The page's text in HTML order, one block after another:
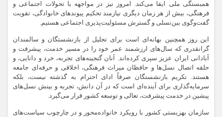
همبستگی ملی ایفا می‌کند. امروز نیز در مواجهه با تحولات اجتماعی و
فرهنگی، بیش از هر زمان دیگری نیازمند تحکیم پیوندهای خانوادگی، تقویت
گفت‌وگوی بین‌نسلی و گسترش مسئولیت‌پذیری اجتماعی هستیم.
این روز همچنین بهانه‌ای است برای تجلیل از بازنشستگان و سالمندان
گرانقدری که سال‌های ارزشمند عمر خود را در مسیر خدمت، پیشرفت و
آبادانی ایران عزیز سپری کرده‌اند. آنان گنجینه‌های تجربه، خرد و دانایی، و
حلقه اتصال نسل‌ها و حافظان میراث فرهنگی، اخلاقی و حرفه‌ای جامعه
هستند. تکریم بازنشستگان صرفاً ادای احترام به گذشته نیست، بلکه
سرمایه‌گذاری برای آینده‌ای است که در آن دانش، تجربه و بینش نسل‌های
پیشین در خدمت پیشرفت، تعالی و توسعه کشور قرار می‌گیرد.
سازمان بهزیستی کشور با رویکرد خانواده‌محور و در چارچوب سیاست‌های